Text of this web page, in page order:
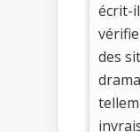
écrit-
des